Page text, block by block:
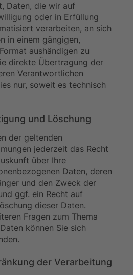
Daten, die wir auf
oder in Erfüllung
verarbeiten, an sich
in einem gängigen,
aushändigen zu
direkte Übertragung der
Verantwortlichen
nur, soweit es technisch
und Löschung
der geltenden
jederzeit das Recht
über Ihre
Daten, deren
und den Zweck der
ggf. ein Recht auf
dieser Daten.
Fragen zum Thema
können Sie sich
der Verarbeitung